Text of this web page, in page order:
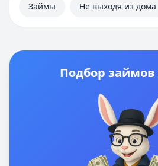
Займы Не выходя из дома
Подбор